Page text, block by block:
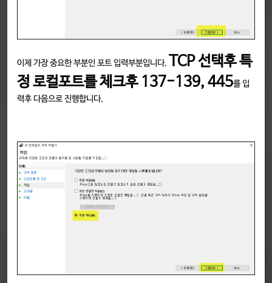
이제 가장 중요한 부분인 포트 입력부분입니다.
TCP 선택후 특
정 로컬포트를 체크후 137-139, 445를 입
력후 다음으로 진행합니다.